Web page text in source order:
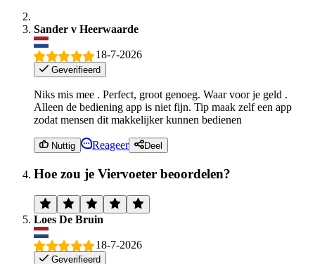
Sander v Heerwaarde
18-7-2026
Geverifieerd
Niks mis mee . Perfect, groot genoeg. Waar voor je geld .
Alleen de bediening app is niet fijn. Tip maak zelf een app
zodat mensen dit makkelijker kunnen bedienen
Nuttig Reageer Deel
Hoe zou je Viervoeter beoordelen?
Loes De Bruin
18-7-2026
Geverifieerd